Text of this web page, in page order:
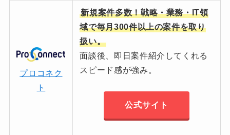
プロコネク
ト
新規案件多数！戦略・業務・IT領
域で毎月300件以上の案件を取り
扱い。
面談後、即日案件紹介してくれる
スピード感が強み。
公式サイト